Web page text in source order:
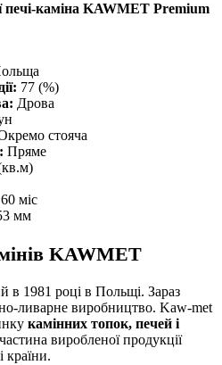
печі-каміна KAWMET Premium
77 (%)
Дрова
стояча
Пряме
60 міс
мм
KAWMET
в 1981 році в Польщі. Зараз
ливарне виробництво. Kaw-met
камінних топок, печей і
виробленої продукції
країни.